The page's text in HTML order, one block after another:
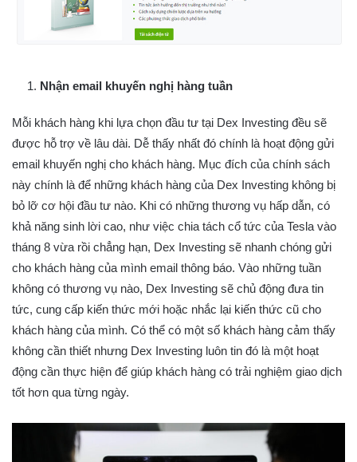
Nhận email khuyến nghị hàng tuần
Mỗi khách hàng khi lựa chọn đầu tư tại Dex Investing đều sẽ
được hỗ trợ về lâu dài. Dễ thấy nhất đó chính là hoạt động gửi
email khuyến nghị cho khách hàng. Mục đích của chính sách
này chính là để những khách hàng của Dex Investing không bị
bỏ lỡ cơ hội đầu tư nào. Khi có những thương vụ hấp dẫn, có
khả năng sinh lời cao, như việc chia tách cổ tức của Tesla vào
tháng 8 vừa rồi chẳng hạn, Dex Investing sẽ nhanh chóng gửi
cho khách hàng của mình email thông báo. Vào những tuần
không có thương vụ nào, Dex Investing sẽ chủ động đưa tin
tức, cung cấp kiến thức mới hoặc nhắc lại kiến thức cũ cho
khách hàng của mình. Có thể có một số khách hàng cảm thấy
không cần thiết nhưng Dex Investing luôn tin đó là một hoạt
động cần thực hiện để giúp khách hàng có trải nghiệm giao dịch
tốt hơn qua từng ngày.